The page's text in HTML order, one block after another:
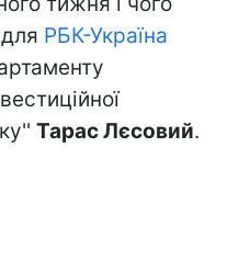
РБК-Україна
Тарас Лєсовий.